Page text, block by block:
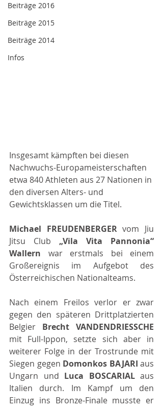
Beiträge 2016
Beiträge 2015
Beiträge 2014
Infos
Insgesamt kämpften bei diesen
Nachwuchs-Europameisterschaften
etwa 840 Athleten aus 27 Nationen in
den diversen Alters- und
Gewichtsklassen um die Titel.
Michael FREUDENBERGER vom Jiu
Jitsu Club „Vila Vita Pannonia“
Wallern war erstmals bei einem
Großereignis im Aufgebot des
Österreichischen Nationalteams.
Nach einem Freilos verlor er zwar
gegen den späteren Drittplatzierten
Belgier
mit Full-Ippon, setzte sich aber in
weiterer Folge in der Trostrunde mit
Siegen gegen Domonkos BAJARI aus
Ungarn und Luca BOSCARIAL aus
Italien durch. Im Kampf um den
Einzug ins Bronze-Finale musste er